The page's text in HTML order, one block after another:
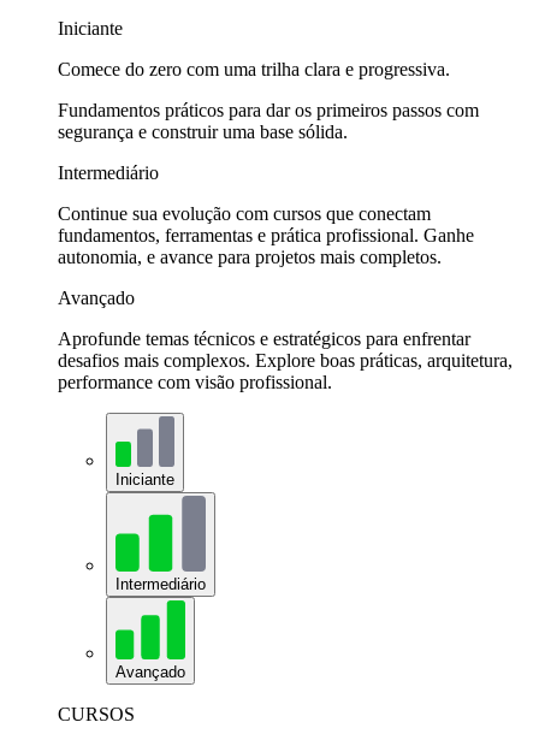
Iniciante
Comece do zero com uma trilha clara e progressiva.
Fundamentos práticos para dar os primeiros passos com
segurança e construir uma base sólida.
Intermediário
Continue sua evolução com cursos que conectam
fundamentos, ferramentas e prática profissional. Ganhe
autonomia, e avance para projetos mais completos.
Avançado
Aprofunde temas técnicos e estratégicos para enfrentar
desafios mais complexos. Explore boas práticas, arquitetura,
performance com visão profissional.
Iniciante
Intermediário
Avançado
CURSOS